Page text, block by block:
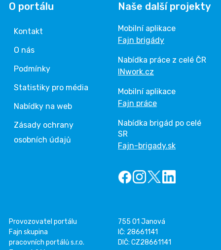
O portálu
Kontakt
O nás
Podmínky
Statistiky pro média
Nabídky na web
Zásady ochrany
osobních údajů
Naše další projekty
Mobilní aplikace
Fajn brigády
Nabídka práce z celé ČR
INwork.cz
Mobilní aplikace
Fajn práce
Nabídka brigád po celé
SR
Fajn-brigady.sk
Provozovatel portálu
Fajn skupina
pracovních portálů s.r.o.
755 01 Janová
IČ: 28661141
DIČ: CZ28661141